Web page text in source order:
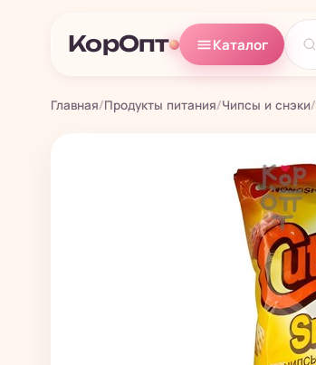
КорОпт Каталог
Главная/Продукты питания/Чипсы и снэки/